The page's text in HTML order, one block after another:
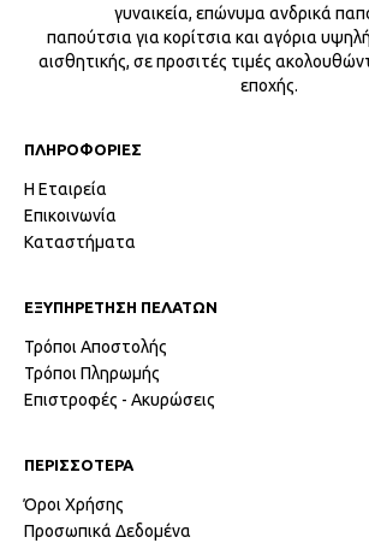
γυναικεία, επώνυμα ανδρικά
παπούτσια για κορίτσια και αγόρια
αισθητικής, σε προσιτές τιμές
εποχής.
ΠΛΗΡΟΦΟΡΙΕΣ
Η Εταιρεία
Επικοινωνία
Καταστήματα
ΕΞΥΠΗΡΕΤΗΣΗ ΠΕΛΑΤΩΝ
Τρόποι Αποστολής
Τρόποι Πληρωμής
Επιστροφές - Ακυρώσεις
ΠΕΡΙΣΣΟΤΕΡΑ
Όροι Χρήσης
Προσωπικά Δεδομένα